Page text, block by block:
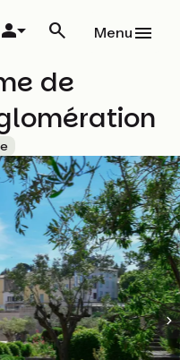
Menu
de